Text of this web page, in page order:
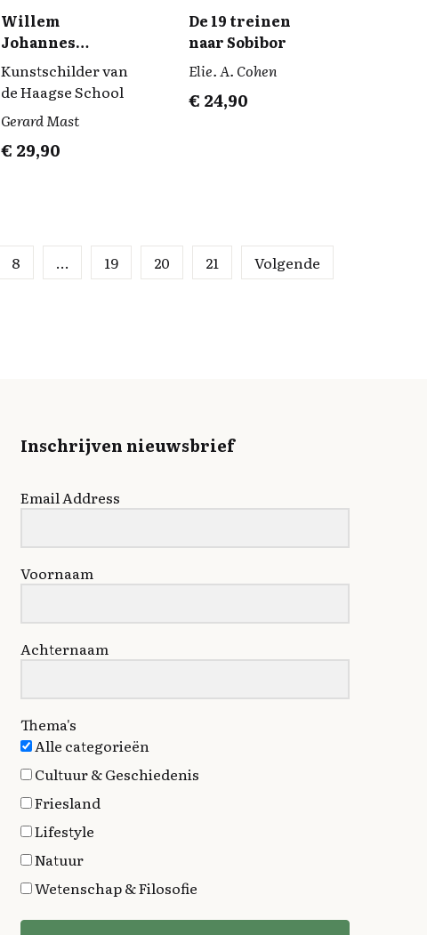
Willem
Johannes
Oppenoorth
(1847-1905)
Kunstschilder van
de Haagse School
Gerard Mast
€ 29,90
De 19 treinen
naar Sobibor
Elie. A. Cohen
€ 24,90
8 … 19 20 21 Volgende
Inschrijven nieuwsbrief
Email Address
Voornaam
Achternaam
Thema's
Alle categorieën
Cultuur & Geschiedenis
Friesland
Lifestyle
Natuur
Wetenschap & Filosofie